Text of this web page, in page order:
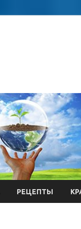
РЕЦЕПТЫ